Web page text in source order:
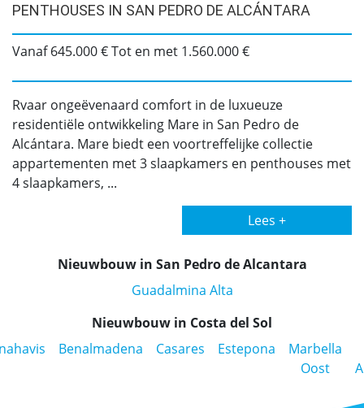
PENTHOUSES IN SAN PEDRO DE ALCÁNTARA
Vanaf 645.000 € Tot en met 1.560.000 €
Rvaar ongeëvenaard comfort in de luxueuze
residentiële ontwikkeling Mare in San Pedro de
Alcántara. Mare biedt een voortreffelijke collectie
appartementen met 3 slaapkamers en penthouses met
4 slaapkamers, ...
Lees +
Nieuwbouw in San Pedro de Alcantara
Guadalmina Alta
Nieuwbouw in Costa del Sol
Benalmadena Casares Estepona
Marbella
Oost